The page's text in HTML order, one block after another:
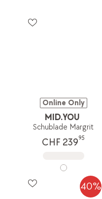
Online Only
MID.YOU
Schublade Margrit
CHF 23995
40%